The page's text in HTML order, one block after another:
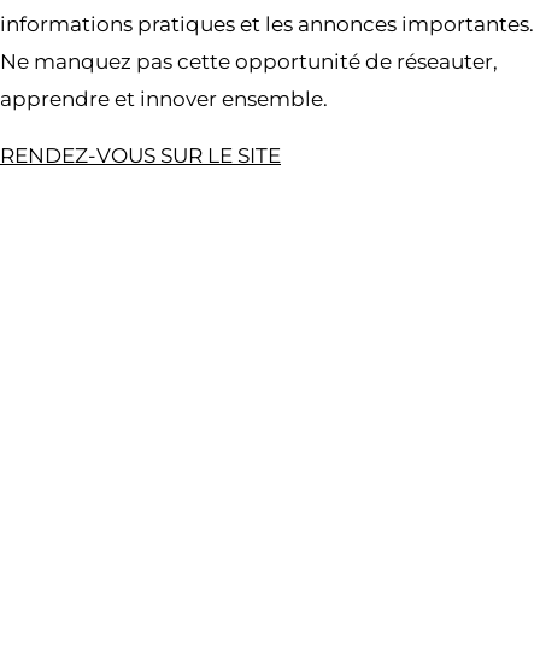
informations pratiques et les annonces importantes.
Ne manquez pas cette opportunité de réseauter,
apprendre et innover ensemble.
RENDEZ-VOUS SUR LE SITE